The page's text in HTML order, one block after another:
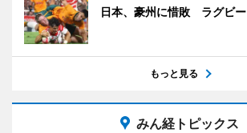
日本、豪州に惜敗 ラグビー
もっと見る
みん経トピックス